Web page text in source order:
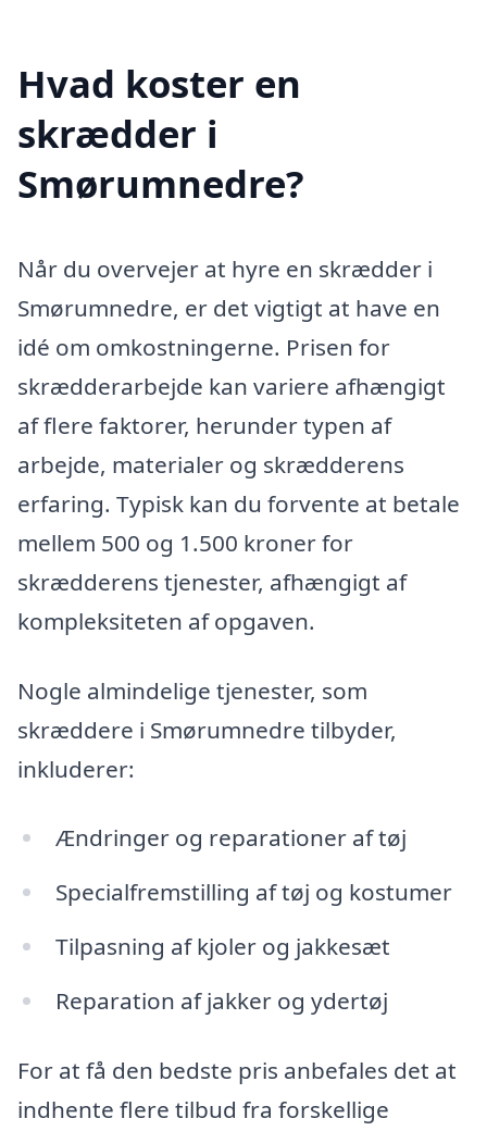
Hvad koster en
skrædder i
Smørumnedre?
Når du overvejer at hyre en skrædder i
Smørumnedre, er det vigtigt at have en
idé om omkostningerne. Prisen for
skrædderarbejde kan variere afhængigt
af flere faktorer, herunder typen af
arbejde, materialer og skrædderens
erfaring. Typisk kan du forvente at betale
mellem 500 og 1.500 kroner for
skrædderens tjenester, afhængigt af
kompleksiteten af opgaven.
Nogle almindelige tjenester, som
skræddere i Smørumnedre tilbyder,
inkluderer:
Ændringer og reparationer af tøj
Specialfremstilling af tøj og kostumer
Tilpasning af kjoler og jakkesæt
Reparation af jakker og ydertøj
For at få den bedste pris anbefales det at
indhente flere tilbud fra forskellige